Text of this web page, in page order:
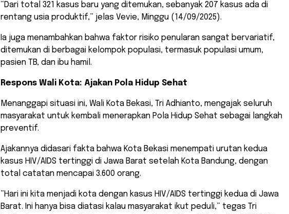
“Dari total 321 kasus baru yang ditemukan, sebanyak 207 kasus ada di
rentang usia produktif,” jelas Vevie, Minggu (14/09/2025).
Ia juga menambahkan bahwa faktor risiko penularan sangat bervariatif,
ditemukan di berbagai kelompok populasi, termasuk populasi umum,
pasien TB, dan ibu hamil.
Respons Wali Kota: Ajakan Pola Hidup Sehat
Menanggapi situasi ini, Wali Kota Bekasi, Tri Adhianto, mengajak seluruh
masyarakat untuk kembali menerapkan Pola Hidup Sehat sebagai langkah
preventif.
Ajakannya didasari fakta bahwa Kota Bekasi menempati urutan kedua
kasus HIV/AIDS tertinggi di Jawa Barat setelah Kota Bandung, dengan
total catatan mencapai 3.600 orang.
​”Hari ini kita menjadi kota dengan kasus HIV/AIDS tertinggi kedua di Jawa
Barat. Ini hanya bisa diatasi kalau masyarakat ikut peduli,” tegas Tri